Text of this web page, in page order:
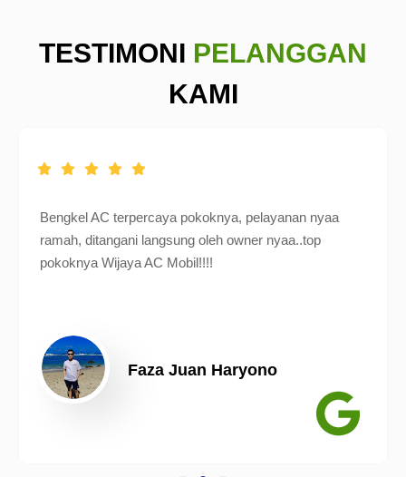
TESTIMONI PELANGGAN
KAMI
Bengkel AC terpercaya pokoknya, pelayanan nyaa
ramah, ditangani langsung oleh owner nyaa..top
pokoknya Wijaya AC Mobil!!!!
Faza Juan Haryono